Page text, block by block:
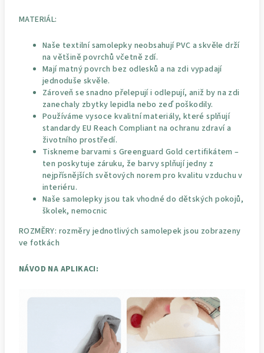
MATERIÁL:
Naše textilní samolepky neobsahují PVC a skvěle drží
na většině povrchů včetně zdí.
Mají matný povrch bez odlesků a na zdi vypadají
jednoduše skvěle.
Zároveň se snadno přelepují i odlepují, aniž by na zdi
zanechaly zbytky lepidla nebo zeď poškodily.
Používáme vysoce kvalitní materiály, které splňují
standardy EU Reach Compliant na ochranu zdraví a
životního prostředí.
Tiskneme barvami s Greenguard Gold certifikátem –
ten poskytuje záruku, že barvy splňují jedny z
nejpřísnějších světových norem pro kvalitu vzduchu v
interiéru.
Naše samolepky jsou tak vhodné do dětských pokojů,
školek, nemocnic
ROZMĚRY: rozměry jednotlivých samolepek jsou zobrazeny
ve fotkách
NÁVOD NA APLIKACI: